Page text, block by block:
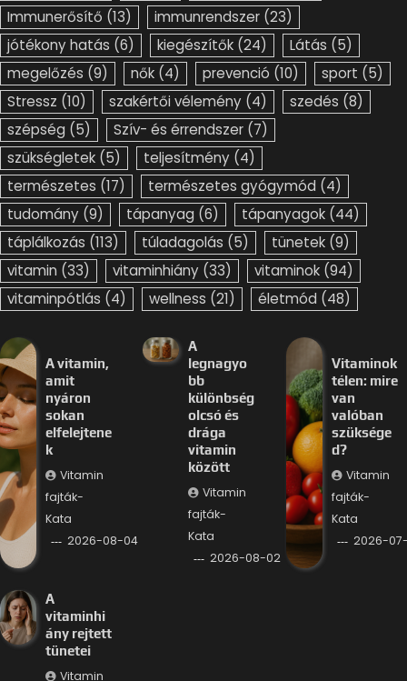
Immunerősítő (13) immunrendszer (23)
jótékony hatás (6) kiegészítők (24) Látás (5)
megelőzés (9) nők (4) prevenció (10) sport (5)
Stressz (10) szakértői vélemény (4) szedés (8)
szépség (5) Szív- és érrendszer (7)
szükségletek (5) teljesítmény (4)
természetes (17) természetes gyógymód (4)
tudomány (9) tápanyag (6) tápanyagok (44)
táplálkozás (113) túladagolás (5) tünetek (9)
vitamin (33) vitaminhiány (33) vitaminok (94)
vitaminpótlás (4) wellness (21) életmód (48)
A vitamin,
amit
nyáron
sokan
elfelejtene
k
Vitamin
fajták-
Kata
2026-08-04
A
legnagyo
bb
különbség
olcsó és
drága
vitamin
között
Vitamin
fajták-
Kata
2026-08-02
Vitaminok
télen: mire
van
valóban
szüksége
d?
Vitamin
fajták-
Kata
2026-
A
vitaminhi
ány rejtett
tünetei
Vitamin